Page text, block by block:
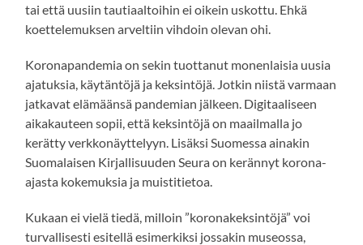
tai että uusiin tautiaaltoihin ei oikein uskottu. Ehkä
koettelemuksen arveltiin vihdoin olevan ohi.
Koronapandemia on sekin tuottanut monenlaisia uusia
ajatuksia, käytäntöjä ja keksintöjä. Jotkin niistä varmaan
jatkavat elämäänsä pandemian jälkeen. Digitaaliseen
aikakauteen sopii, että keksintöjä on maailmalla jo
kerätty verkkonäyttelyyn. Lisäksi Suomessa ainakin
Suomalaisen Kirjallisuuden Seura on kerännyt korona-
ajasta kokemuksia ja muistitietoa.
Kukaan ei vielä tiedä, milloin ”koronakeksintöjä” voi
turvallisesti esitellä esimerkiksi jossakin museossa,